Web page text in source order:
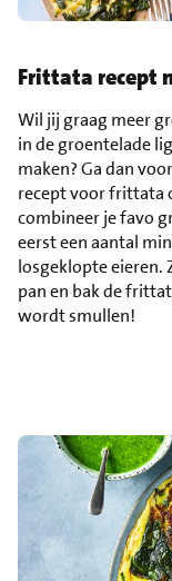
Frittata recept
Wil jij graag meer
in de groentelade
maken? Ga dan
recept voor frittata
combineer je favo
eerst een aantal
losgeklopte eieren.
pan en bak de
wordt smullen!